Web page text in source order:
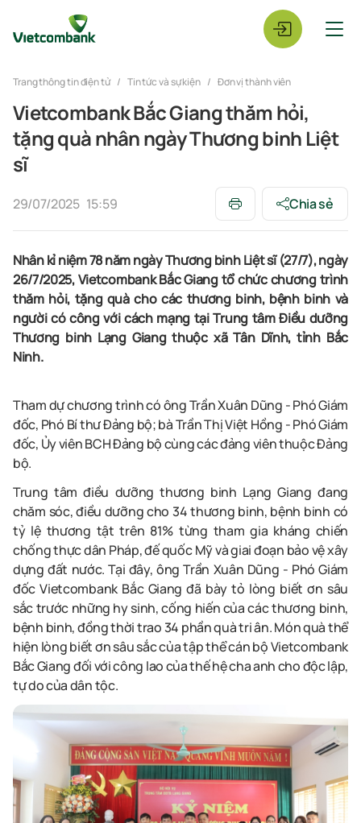
Trang thông tin điện tử Tin tức và sự kiện Đơn vị thành viên
Vietcombank Bắc Giang thăm hỏi,
tặng quà nhân ngày Thương binh Liệt
sĩ
29/07/2025 15:59 Chia sẻ
Nhân kỉ niệm 78 năm ngày Thương binh Liệt sĩ (27/7), ngày
26/7/2025, Vietcombank Bắc Giang tổ chức chương trình
thăm hỏi, tặng quà cho các thương binh, bệnh binh và
người có công với cách mạng tại Trung tâm Điều dưỡng
Thương binh Lạng Giang thuộc xã Tân Dĩnh, tỉnh Bắc
Ninh.
Tham dự chương trình có ông Trần Xuân Dũng - Phó Giám
đốc, Phó Bí thư Đảng bộ; bà Trần Thị Việt Hồng - Phó Giám
đốc, Ủy viên BCH Đảng bộ cùng các đảng viên thuộc Đảng
bộ.
Trung tâm điều dưỡng thương binh Lạng Giang đang
chăm sóc, điều dưỡng cho 34 thương binh, bệnh binh có
tỷ lệ thương tật trên 81% từng tham gia kháng chiến
chống thực dân Pháp, đế quốc Mỹ và giai đoạn bảo vệ xây
dựng đất nước. Tại đây, ông Trần Xuân Dũng - Phó Giám
đốc Vietcombank Bắc Giang đã bày tỏ lòng biết ơn sâu
sắc trước những hy sinh, cống hiến của các thương binh,
bệnh binh, đồng thời trao 34 phần quà tri ân. Món quà thể
hiện lòng biết ơn sâu sắc của tập thể cán bộ Vietcombank
Bắc Giang đối với công lao của thế hệ cha anh cho độc lập,
tự do của dân tộc.